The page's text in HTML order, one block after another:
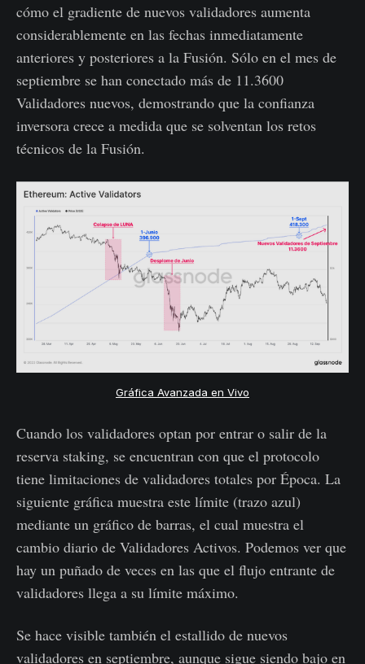
cómo el gradiente de nuevos validadores aumenta
considerablemente en las fechas inmediatamente
anteriores y posteriores a la Fusión. Sólo en el mes de
septiembre se han conectado más de 11.3600
Validadores nuevos, demostrando que la confianza
inversora crece a medida que se solventan los retos
técnicos de la Fusión.
Gráfica Avanzada en Vivo
Cuando los validadores optan por entrar o salir de la
reserva staking, se encuentran con que el protocolo
tiene limitaciones de validadores totales por Época. La
siguiente gráfica muestra este límite (trazo azul)
mediante un gráfico de barras, el cual muestra el
cambio diario de Validadores Activos. Podemos ver que
hay un puñado de veces en las que el flujo entrante de
validadores llega a su límite máximo.
Se hace visible también el estallido de nuevos
validadores en septiembre, aunque sigue siendo bajo en